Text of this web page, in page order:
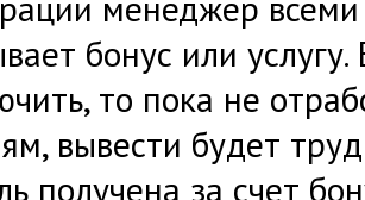
бонус или
то пока не
вывести будет
получена за счет